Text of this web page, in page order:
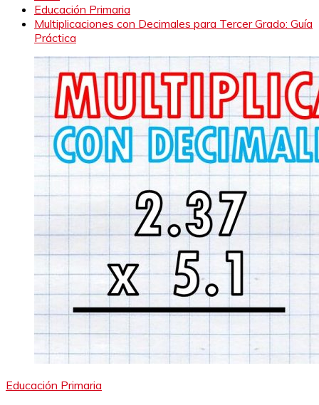
Educación Primaria
Multiplicaciones con Decimales para Tercer Grado: Guía
Práctica
Educación Primaria